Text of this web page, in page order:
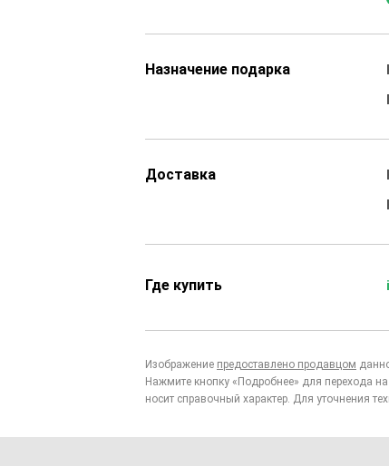
Назначение подарка
Доставка
Где купить
Изображение предоставлено продавцом
Нажмите кнопку «Подробнее» для перехода
носит справочный характер. Для уточнения